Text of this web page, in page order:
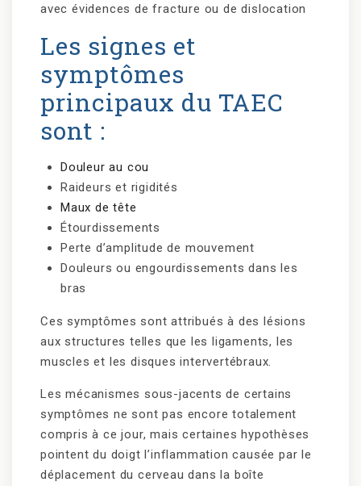
avec évidences de fracture ou de dislocation
Les signes et
symptômes
principaux du TAEC
sont :
Douleur au cou
Raideurs et rigidités
Maux de tête
Étourdissements
Perte d’amplitude de mouvement
Douleurs ou engourdissements dans les
bras
Ces symptômes sont attribués à des lésions
aux structures telles que les ligaments, les
muscles et les disques intervertébraux.
Les mécanismes sous-jacents de certains
symptômes ne sont pas encore totalement
compris à ce jour, mais certaines hypothèses
pointent du doigt l’inflammation causée par le
déplacement du cerveau dans la boîte